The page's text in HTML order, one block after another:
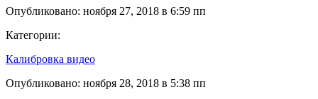
Опубликовано: ноября 27, 2018 в 6:59 пп
Категории:
Калибровка видео
Опубликовано: ноября 28, 2018 в 5:38 пп